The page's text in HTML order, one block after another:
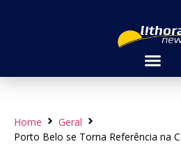
Home
Geral
Porto Belo se Torna Referência na